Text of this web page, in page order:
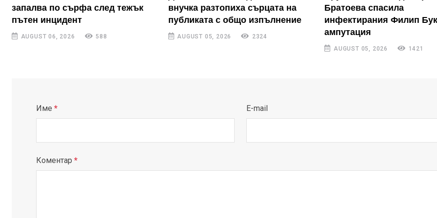
запалва по сърфа след тежък
пътен инцидент
AUGUST 06, 2026 588
внучка разтопиха сърцата на
публиката с общо изпълнение
AUGUST 05, 2026 2324
Братоева спасила
инфектирания Филип
ампутация
AUGUST 05, 2026 1421
Име * E-mail
Коментар *